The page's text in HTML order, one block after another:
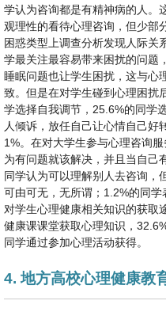
学认为咨询都是有精神病的人。
观理性的看待心理咨询，但少部
困惑类型上调查分析发现人际关
学最关注最容易带来困扰的问题
睡眠问题也让学生困扰，这与心
致。但是在对学生碰到心理困扰
学选择自我调节，25.6%的同学
人倾诉，放任自己让心情自己好
1%。在对大学生参与心理咨询
为有问题就该解决，并且当自己
同学认为可以理解别人去咨询，
可由可无，无所谓；1.2%的同
对学生心理健康相关知识的获取
健康课课堂获取心理知识，
同学通过参加心理活动获得。
4. 地方高校心理健康教